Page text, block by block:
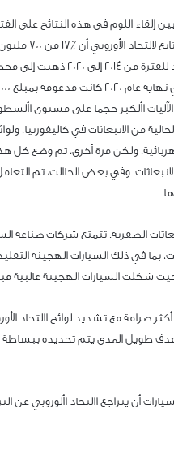
لتزويد المركبات
األكبر حجما على مستوى
من الانبعاثات في كاليفورنيا،
ولكن مرة أخرى، تم وضع كل
وفي بعض الحاالت، تم
الصفرية. تتمتع شركات صناعة
بما في ذلك السيارات الهجينة
صرامة مع تشديد لوائح االتحاد
ولكن هذا الهدف طويل المدى يتم
السيارات أن يتراجع االتحاد